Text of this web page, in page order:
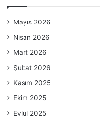
Mayıs 2026
Nisan 2026
Mart 2026
Şubat 2026
Kasım 2025
Ekim 2025
Eylül 2025